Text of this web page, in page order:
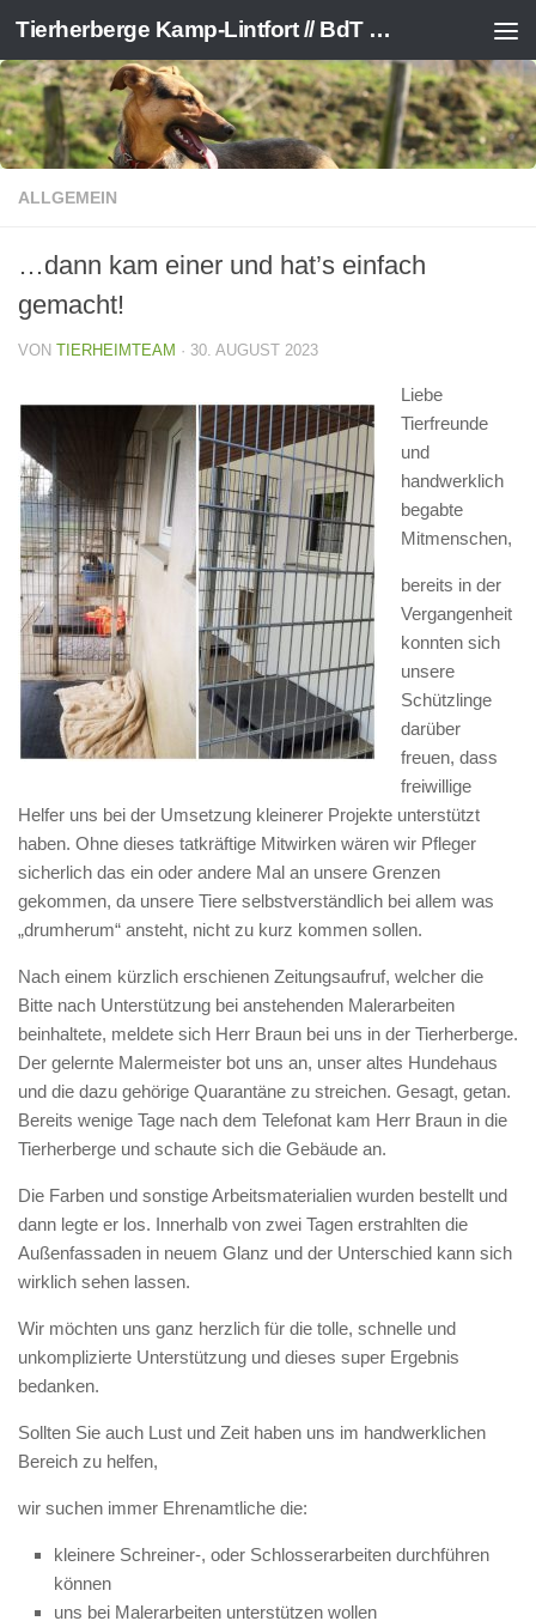
Zum Inhalt springen Tierherberge Kamp-Lintfort // BdT e.V.
ALLGEMEIN
…dann kam einer und hat’s einfach
gemacht!
VON TIERHEIMTEAM · 30. AUGUST 2023
Liebe
Tierfreunde
und
handwerklich
begabte
Mitmenschen,
bereits in der
Vergangenheit
konnten sich
unsere
Schützlinge
darüber
freuen, dass
freiwillige
Helfer uns bei der Umsetzung kleinerer Projekte unterstützt
haben. Ohne dieses tatkräftige Mitwirken wären wir Pfleger
sicherlich das ein oder andere Mal an unsere Grenzen
gekommen, da unsere Tiere selbstverständlich bei allem was
„drumherum“ ansteht, nicht zu kurz kommen sollen.
Nach einem kürzlich erschienen Zeitungsaufruf, welcher die
Bitte nach Unterstützung bei anstehenden Malerarbeiten
beinhaltete, meldete sich Herr Braun bei uns in der Tierherberge.
Der gelernte Malermeister bot uns an, unser altes Hundehaus
und die dazu gehörige Quarantäne zu streichen. Gesagt, getan.
Bereits wenige Tage nach dem Telefonat kam Herr Braun in die
Tierherberge und schaute sich die Gebäude an.
Die Farben und sonstige Arbeitsmaterialien wurden bestellt und
dann legte er los. Innerhalb von zwei Tagen erstrahlten die
Außenfassaden in neuem Glanz und der Unterschied kann sich
wirklich sehen lassen.
Wir möchten uns ganz herzlich für die tolle, schnelle und
unkomplizierte Unterstützung und dieses super Ergebnis
bedanken.
Sollten Sie auch Lust und Zeit haben uns im handwerklichen
Bereich zu helfen,
wir suchen immer Ehrenamtliche die:
kleinere Schreiner-, oder Schlosserarbeiten durchführen
können
uns bei Malerarbeiten unterstützen wollen